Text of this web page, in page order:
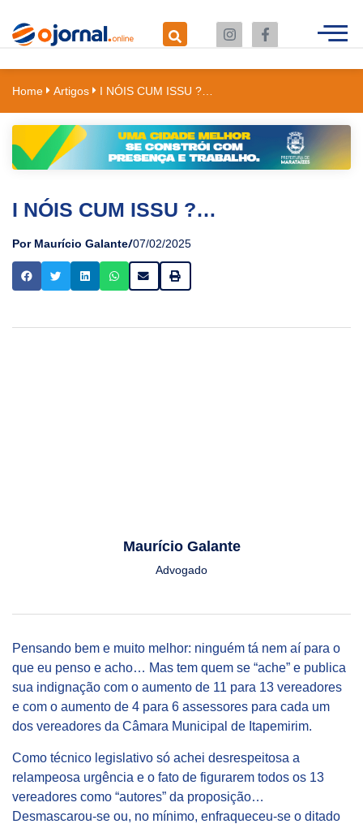
Home Artigos I NÓIS CUM ISSU ?…
I NÓIS CUM ISSU ?…
Por Maurício Galante/07/02/2025
Maurício Galante
Advogado
Pensando bem e muito melhor: ninguém tá nem aí para o
que eu penso e acho… Mas tem quem se “ache” e publica
sua indignação com o aumento de 11 para 13 vereadores
e com o aumento de 4 para 6 assessores para cada um
dos vereadores da Câmara Municipal de Itapemirim.
Como técnico legislativo só achei desrespeitosa a
relampeosa urgência e o fato de figurarem todos os 13
vereadores como “autores” da proposição…
Desmascarou-se ou, no mínimo, enfraqueceu-se o ditado